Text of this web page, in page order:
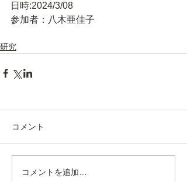
日時:2024/3/08
参加者：八木亜佳子
研究
コメント
コメントを追加…